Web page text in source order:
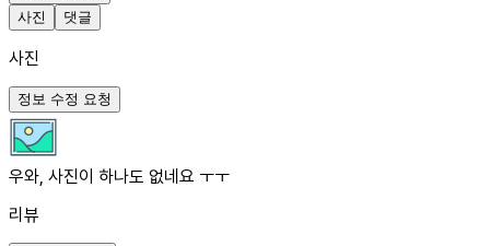
사진
댓글
사진
정보 수정 요청
우와, 사진이 하나도 없네요 ㅜㅜ
리뷰